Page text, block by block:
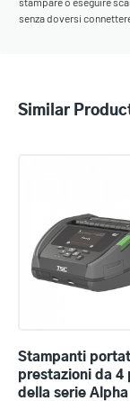
senza doversi
Similar
Stampanti
prestazioni da 4
della serie Alpha